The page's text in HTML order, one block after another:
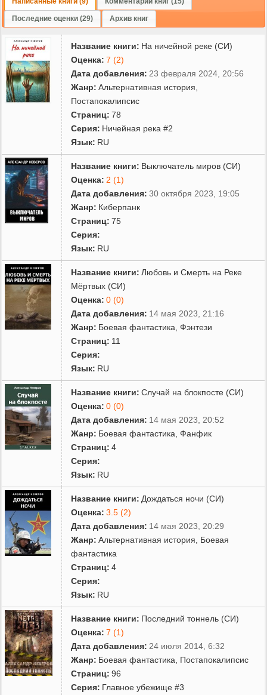
Последние оценки (29) Архив книг
Название книги: На ничейной реке (СИ)
Оценка: 7 (2)
Дата добавления: 23 февраля 2024, 20:56
Жанр: Альтернативная история
Постапокалипсис
Страниц: 78
Серия: Ничейная река #2
Язык: RU
Название книги: Выключатель миров (СИ)
Оценка: 2 (1)
Дата добавления: 30 октября 2023, 19:05
Жанр: Киберпанк
Страниц: 75
Серия:
Язык: RU
Название книги: Любовь и Смерть на Реке
Мёртвых (СИ)
Оценка: 0 (0)
Дата добавления: 14 мая 2023, 21:16
Жанр: Боевая фантастика ,Фэнтези
Страниц: 11
Серия:
Язык: RU
Название книги: Случай на блокпосте (СИ)
Оценка: 0 (0)
Дата добавления: 14 мая 2023, 20:52
Жанр: Боевая фантастика ,Фанфик
Страниц: 4
Серия:
Язык: RU
Название книги: Дождаться ночи (СИ)
Оценка: 3.5 (2)
Дата добавления: 14 мая 2023, 20:29
Жанр: Альтернативная история
Боевая
фантастика
Страниц: 4
Серия:
Язык: RU
Название книги: Последний тоннель (СИ)
Оценка: 7 (1)
Дата добавления: 24 июля 2014, 6:32
Жанр: Боевая фантастика
Постапокалипсис
Страниц: 96
Серия: Главное убежище #3